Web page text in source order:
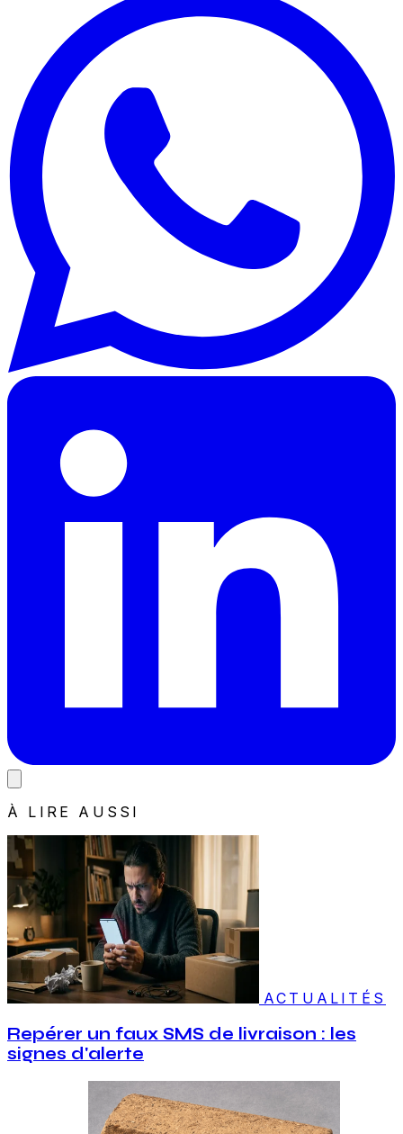
À LIRE AUSSI
ACTUALITÉS
Repérer un faux SMS de livraison : les
signes d'alerte